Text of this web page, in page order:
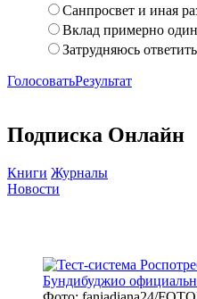
Санпросвет и иная
Вклад примерно
Затрудняюсь ответить
ГолосоватьРезультат
Подписка Онлайн
Книги Журналы
Новости